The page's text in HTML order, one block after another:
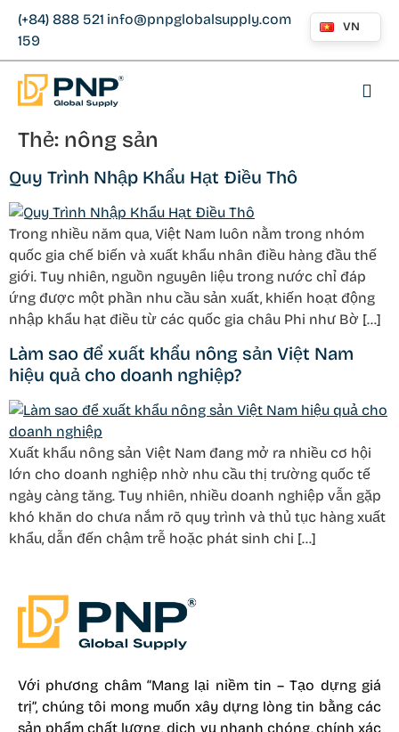
(+84) 888 521
159
info@pnpglobalsupply.com VN
Thẻ: nông sản
Quy Trình Nhập Khẩu Hạt Điều Thô
Trong nhiều năm qua, Việt Nam luôn nằm trong nhóm
quốc gia chế biến và xuất khẩu nhân điều hàng đầu thế
giới. Tuy nhiên, nguồn nguyên liệu trong nước chỉ đáp
ứng được một phần nhu cầu sản xuất, khiến hoạt động
nhập khẩu hạt điều từ các quốc gia châu Phi như Bờ […]
Làm sao để xuất khẩu nông sản Việt Nam
hiệu quả cho doanh nghiệp?
Xuất khẩu nông sản Việt Nam đang mở ra nhiều cơ hội
lớn cho doanh nghiệp nhờ nhu cầu thị trường quốc tế
ngày càng tăng. Tuy nhiên, nhiều doanh nghiệp vẫn gặp
khó khăn do chưa nắm rõ quy trình và thủ tục hàng xuất
khẩu, dẫn đến chậm trễ hoặc phát sinh chi […]
Với phương châm “Mang lại niềm tin – Tạo dựng giá
trị”, chúng tôi mong muốn xây dựng lòng tin bằng các
sản phẩm chất lượng, dịch vụ nhanh chóng, chính xác